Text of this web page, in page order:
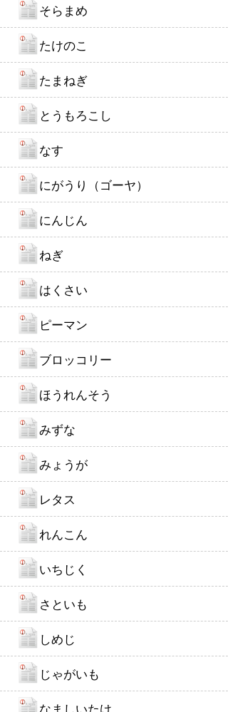
そらまめ
たけのこ
たまねぎ
とうもろこし
なす
にがうり（ゴーヤ）
にんじん
ねぎ
はくさい
ピーマン
ブロッコリー
ほうれんそう
みずな
みょうが
レタス
れんこん
いちじく
さといも
しめじ
じゃがいも